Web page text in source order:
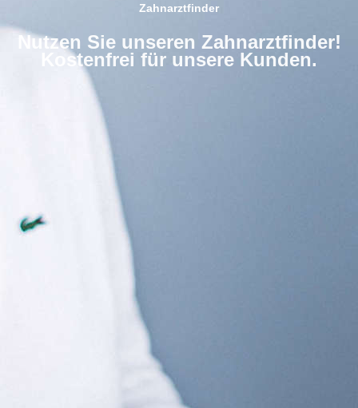
Zahnarztfinder
Nutzen Sie unseren Zahnarztfinder!
Kostenfrei für unsere Kunden.